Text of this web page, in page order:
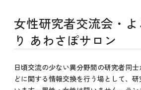
女性研究者交流会・
り あわさぽサロン
日頃交流の少ない異分野間の研究者同
どに関する情報交換を行う場として、